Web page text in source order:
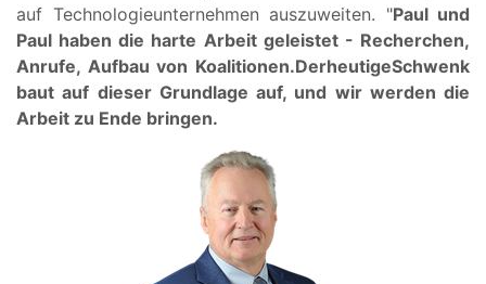
auf Technologieunternehmen auszuweiten. "Paul und
Paul haben die harte Arbeit geleistet - Recherchen,
Anrufe, Aufbau von Koalitionen.DerheutigeSchwenk
baut auf dieser Grundlage auf, und wirwerden die
Arbeit zu Ende bringen.